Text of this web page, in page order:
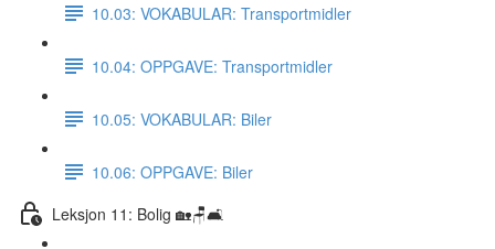
10.03: VOKABULAR: Transportmidler
10.04: OPPGAVE: Transportmidler
10.05: VOKABULAR: Biler
10.06: OPPGAVE: Biler
Leksjon 11: Bolig 🏡🪑🛋